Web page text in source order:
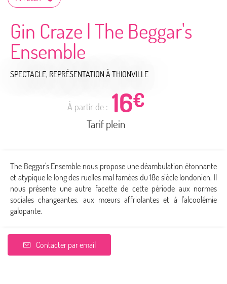
Gin Craze | The Beggar's
Ensemble
SPECTACLE, REPRÉSENTATION À THIONVILLE
À partir de : 16€
Tarif plein
The Beggar's Ensemble nous propose une déambulation étonnante
et atypique le long des ruelles mal famées du 18e siècle londonien. Il
nous présente une autre facette de cette période aux normes
sociales changeantes, aux mœurs affriolantes et à l'alcoolémie
galopante.
Contacter par email